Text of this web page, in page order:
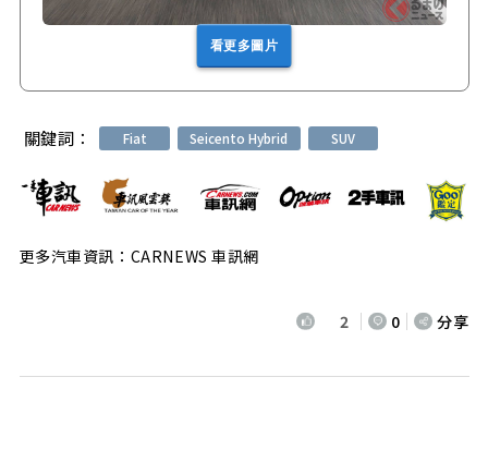
看更多圖片
關鍵詞： Fiat Seicento Hybrid SUV
更多汽車資訊：CARNEWS 車訊網
2 0 分享